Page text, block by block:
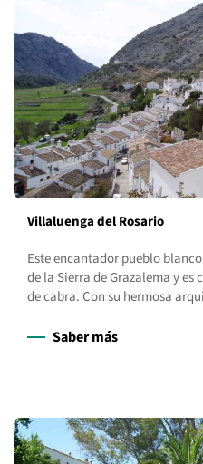
Villaluenga del Rosario
Este encantador pueblo
de la Sierra de Grazalema y
de cabra. Con su hermosa
Saber más